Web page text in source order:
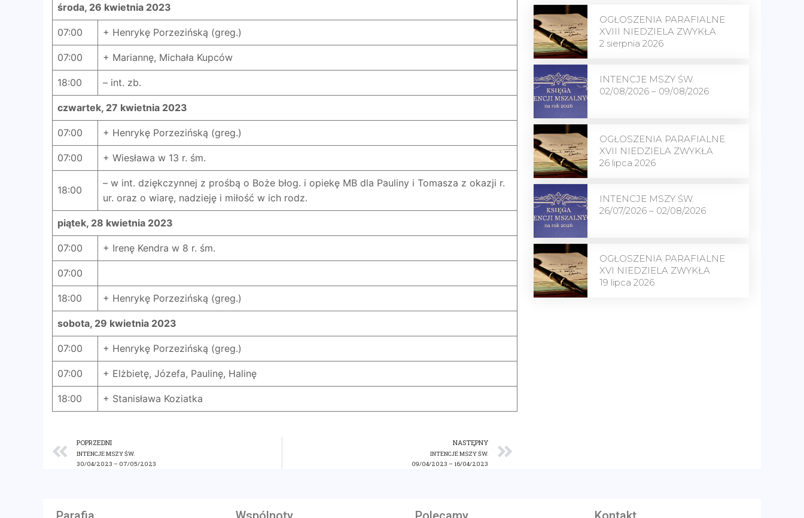
środa, 26 kwietnia 2023
07:00 + Henrykę Porzezińską (greg.)
07:00 + Mariannę, Michała Kupców
18:00 – int. zb.
czwartek, 27 kwietnia 2023
07:00 + Henrykę Porzezińską (greg.)
07:00 + Wiesława w 13 r. śm.
18:00
– w int. dziękczynnej z prośbą o Boże błog. i opiekę MB dla Pauliny i Tomasza z okazji r.
ur. oraz o wiarę, nadzieję i miłość w ich rodz.
piątek, 28 kwietnia 2023
07:00 + Irenę Kendra w 8 r. śm.
07:00
18:00 + Henrykę Porzezińską (greg.)
sobota, 29 kwietnia 2023
07:00 + Henrykę Porzezińską (greg.)
07:00 + Elżbietę, Józefa, Paulinę, Halinę
18:00 + Stanisława Koziatka
POPRZEDNI
INTENCJE MSZY ŚW.
30/04/2023 – 07/05/2023
NASTĘPNY
INTENCJE MSZY ŚW.
09/04/2023 – 16/04/2023
OGŁOSZENIA PARAFIALNE
XVIII NIEDZIELA ZWYKŁA
2 sierpnia 2026
INTENCJE MSZY ŚW.
02/08/2026 – 09/08/2026
OGŁOSZENIA PARAFIALNE
XVII NIEDZIELA ZWYKŁA
26 lipca 2026
INTENCJE MSZY ŚW.
26/07/2026 – 02/08/2026
OGŁOSZENIA PARAFIALNE
XVI NIEDZIELA ZWYKŁA
19 lipca 2026